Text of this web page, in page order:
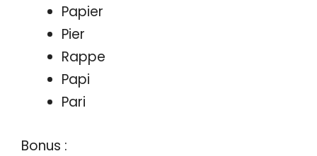
Papier
Pier
Rappe
Papi
Pari
Bonus :